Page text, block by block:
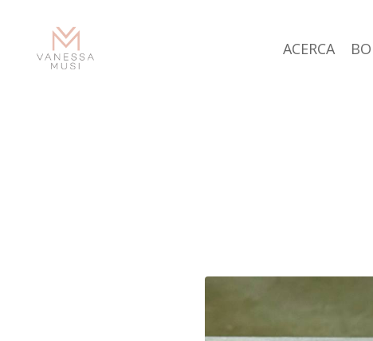
ACERCA